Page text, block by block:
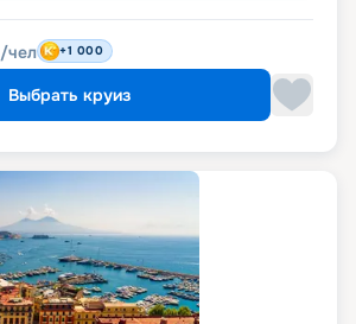
/чел +1 000
Выбрать круиз